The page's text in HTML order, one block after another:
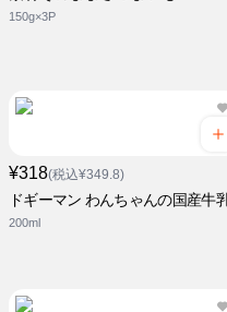
150g×3P
¥318(税込¥349.8)
ドギーマン わんちゃんの国産牛乳
200ml